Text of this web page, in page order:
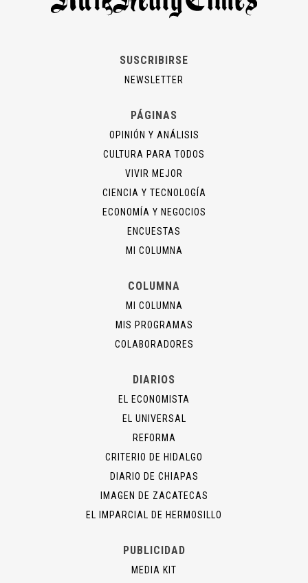
SUSCRIBIRSE
NEWSLETTER
PÁGINAS
OPINIÓN Y ANÁLISIS
CULTURA PARA TODOS
VIVIR MEJOR
CIENCIA Y TECNOLOGÍA
ECONOMÍA Y NEGOCIOS
ENCUESTAS
MI COLUMNA
COLUMNA
MI COLUMNA
MIS PROGRAMAS
COLABORADORES
DIARIOS
EL ECONOMISTA
EL UNIVERSAL
REFORMA
CRITERIO DE HIDALGO
DIARIO DE CHIAPAS
IMAGEN DE ZACATECAS
EL IMPARCIAL DE HERMOSILLO
PUBLICIDAD
MEDIA KIT